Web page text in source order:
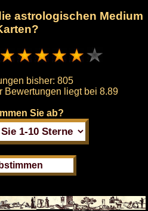
astrologischen Medium
bisher: 805
Bewertungen liegt bei 8.89
Sie ab?